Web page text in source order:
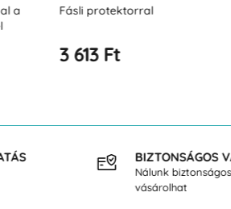
Fásli protektorral - test
3 613 Ft
BIZTONSÁGOS VÁSÁRLÁS
Nálunk biztonságosan